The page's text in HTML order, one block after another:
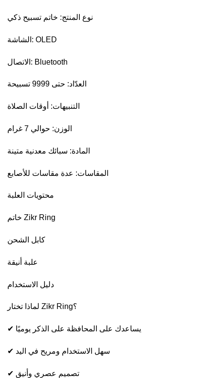
نوع المنتج: خاتم تسبيح ذكي
الشاشة: OLED
الاتصال: Bluetooth
العدّاد: حتى 9999 تسبيحة
التنبيهات: أوقات الصلاة
الوزن: حوالي 7 غرام
المادة: سبائك معدنية متينة
المقاسات: عدة مقاسات للأصابع
محتويات العلبة
خاتم Zikr Ring
كابل الشحن
علبة أنيقة
دليل الاستخدام
لماذا تختار Zikr Ring؟
✔ يساعدك على المحافظة على الذكر يوميًا
✔ سهل الاستخدام ومريح في اليد
✔ تصميم عصري وأنيق